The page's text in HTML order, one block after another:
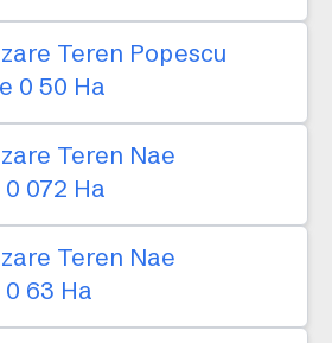
Teren Popescu
0 50 Ha
Teren Nae
072 Ha
Teren Nae
63 Ha